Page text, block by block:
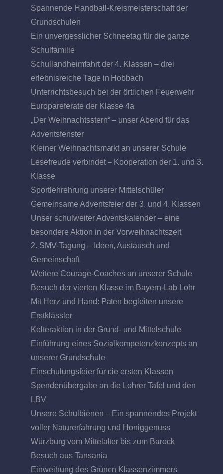
Spannende Handball-Kreismeisterschaft der
Grundschulen
Ein unvergesslicher Schneetag für die ganze
Schulfamilie
Schullandheimfahrt der 4. Klassen – drei
erlebnisreiche Tage in Hobbach
Unterrichtsbesuch bei der örtlichen Feuerwehr
Europareferate der Klasse 4a
„Der Weihnachtsstern“ – unser Abend für das
Adventsfenster
Kleiner Weihnachtsmarkt an unserer Schule
Lesefreude verbindet – Kooperation der 1. und 3.
Klasse
Sportlehrehrung unserer Mittelschüler
Gemeinsame Adventsfeier der 3. und 4. Klassen
Unser schulweiter Adventskalender – eine
besondere Aktion in der Vorweihnachtszeit
2. SMV-Tagung – Ideen, Austausch und
Gemeinschaft
Weitere Courage-Coaches an unserer Schule
Besuch der vierten Klasse im Bayern-Lab Lohr
Mit Herz und Hand: Paten begleiten unsere
Erstklässler
Kelteraktion in der Grund- und Mittelschule
Einführung eines Sozialkompetenzkonzepts an
unserer Grundschule
Einschulungsfeier für die ersten Klassen
Spendenübergabe an die Lohrer Tafel und den
LBV
Unsere Schulbienen – Ein spannendes Projekt
voller Naturerfahrung und Honiggenuss
Würzburg vom Mittelalter bis zum Barock
Besuch aus Tansania
Einweihung des Grünen Klassenzimmers